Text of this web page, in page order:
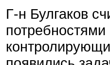
Г-н Булгаков
потребностями